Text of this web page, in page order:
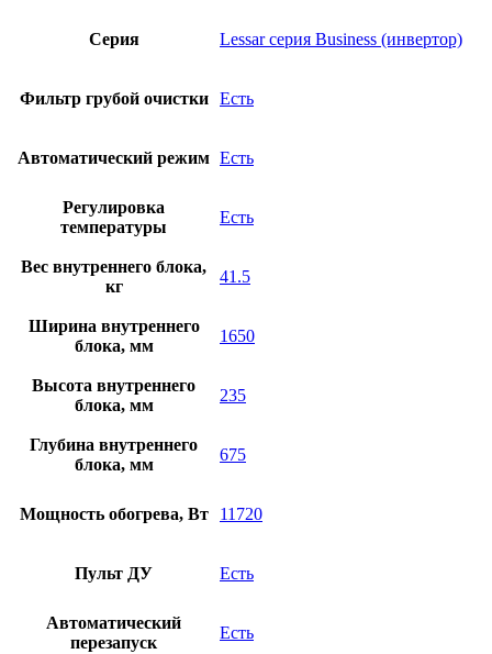
Серия Lessar серия Business (инвертор)
Фильтр грубой очистки Есть
Автоматический режим Есть
Регулировка
температуры
Есть
Вес внутреннего блока,
кг
41.5
Ширина внутреннего
блока, мм
1650
Высота внутреннего
блока, мм
235
Глубина внутреннего
блока, мм
675
Мощность обогрева, Вт 11720
Пульт ДУ Есть
Автоматический
перезапуск
Есть